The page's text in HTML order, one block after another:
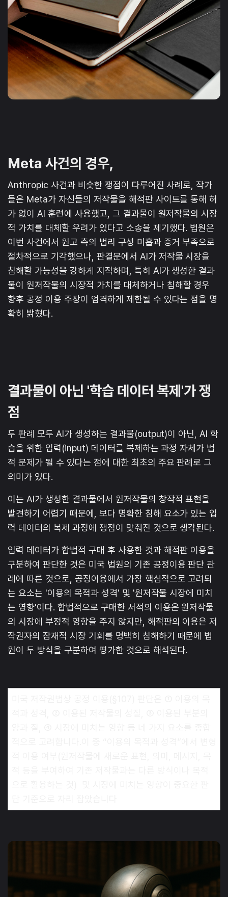
Meta 사건의 경우,
Anthropic 사건과 비슷한 쟁점이 다루어진 사례로, 작가
들은 Meta가 자신들의 저작물을 해적판 사이트를 통해 허
가 없이 AI 훈련에 사용했고, 그 결과물이 원저작물의 시장
적 가치를 대체할 우려가 있다고 소송을 제기했다. 법원은
이번 사건에서 원고 측의 법리 구성 미흡과 증거 부족으로
절차적으로 기각했으나, 판결문에서 AI가 저작물 시장을
침해할 가능성을 강하게 지적하며, 특히 AI가 생성한 결과
물이 원저작물의 시장적 가치를 대체하거나 침해할 경우
향후 공정 이용 주장이 엄격하게 제한될 수 있다는 점을 명
확히 밝혔다.
결과물이 아닌 '학습 데이터 복제'가 쟁
점
두 판례 모두 AI가 생성하는 결과물(output)이 아닌, AI 학
습을 위한 입력(input) 데이터를 복제하는 과정 자체가 법
적 문제가 될 수 있다는 점에 대한 최초의 주요 판례로 그
의미가 있다.
이는 AI가 생성한 결과물에서 원저작물의 창작적 표현을
발견하기 어렵기 때문에, 보다 명확한 침해 요소가 있는 입
력 데이터의 복제 과정에 쟁점이 맞춰진 것으로 생각된다.
입력 데이터가 합법적 구매 후 사용한 것과 해적판 이용을
구분하여 판단한 것은 미국 법원의 기존 공정이용 판단 관
례에 따른 것으로, 공정이용에서 가장 핵심적으로 고려되
는 요소는 '이용의 목적과 성격' 및 '원저작물 시장에 미치
는 영향'이다. 합법적으로 구매한 서적의 이용은 원저작물
의 시장에 부정적 영향을 주지 않지만, 해적판의 이용은 저
작권자의 잠재적 시장 기회를 명백히 침해하기 때문에 법
원이 두 방식을 구분하여 평가한 것으로 해석된다.